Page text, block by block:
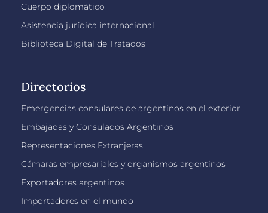
Cuerpo diplomático
Asistencia jurídica internacional
Biblioteca Digital de Tratados
Directorios
Emergencias consulares de argentinos en el exterior
Embajadas y Consulados Argentinos
Representaciones Extranjeras
Cámaras empresariales y organismos argentinos
Exportadores argentinos
Importadores en el mundo